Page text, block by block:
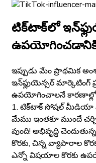
టిక్‌టాక్‌లో
ఉపయోగించడానికి
ఇప్పుడు మేం ప్రాథమిక
ఇన్‌ఫ్లుయెన్సర్ మార్కెటింగ్
ఉపయోగించాలనే
1. టిక్‌టాక్ సోషల్ మీడియా
మేము ఇంతకూ ముందే
వుంది! అభివృద్ధి
కొరకు, చిన్న వ్యాపారాల
ఎన్నో విషయాల కొరకు